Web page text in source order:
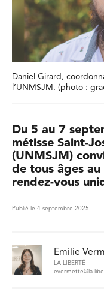
Daniel Girard,
l’UNMSJM. (photo :
Du 5 au 7
métisse Saint-
(UNMSJM)
de tous âges
rendez-vous
Publié le 4 septembre 2025
Emilie
LA LIBERTÉ
evermette@la-